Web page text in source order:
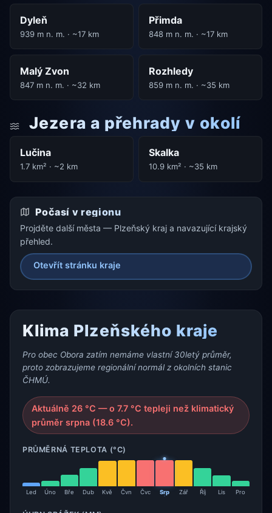
Dyleň
939 m n. m. · ~17 km
Přimda
848 m n. m. · ~17 km
Malý Zvon
847 m n. m. · ~32 km
Rozhledy
859 m n. m. · ~35 km
Jezera a přehrady v okolí
Lučina
1.7 km² · ~2 km
Skalka
10.9 km² · ~35 km
Počasí v regionu
Projděte další města — Plzeňský kraj a navazující krajský
přehled.
Otevřít stránku kraje
Klima Plzeňského kraje
Pro obec Obora zatím nemáme vlastní 30letý průměr,
proto zobrazujeme regionální normál z okolních stanic
ČHMÚ.
Aktuálně 26 °C — o 7.7 °C tepleji než klimatický
průměr srpna (18.6 °C).
PRŮMĚRNÁ TEPLOTA (°C)
Led Úno Bře Dub Kvě Čvn Čvc Srp Zář Říj Lis Pro